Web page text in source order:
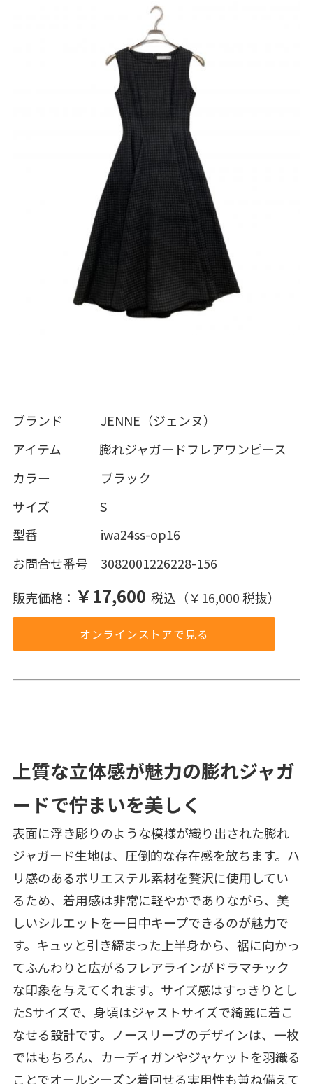
ブランド JENNE（ジェンヌ）
アイテム 膨れジャガードフレアワンピース
カラー ブラック
サイズ S
型番 iwa24ss-op16
お問合せ番号 3082001226228-156
販売価格： ￥17,600 税込（￥16,000 税抜）
オンラインストアで見る
上質な立体感が魅力の膨れジャガ
ードで佇まいを美しく
表面に浮き彫りのような模様が織り出された膨れ
ジャガード生地は、圧倒的な存在感を放ちます。ハ
リ感のあるポリエステル素材を贅沢に使用してい
るため、着用感は非常に軽やかでありながら、美
しいシルエットを一日中キープできるのが魅力で
す。キュッと引き締まった上半身から、裾に向かっ
てふんわりと広がるフレアラインがドラマチック
な印象を与えてくれます。サイズ感はすっきりとし
たSサイズで、身頃はジャストサイズで綺麗に着こ
なせる設計です。ノースリーブのデザインは、一枚
ではもちろん、カーディガンやジャケットを羽織る
ことでオールシーズン着回せる実用性も兼ね備えて